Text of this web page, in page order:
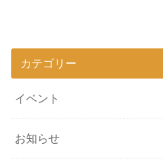
カテゴリー
イベント
お知らせ